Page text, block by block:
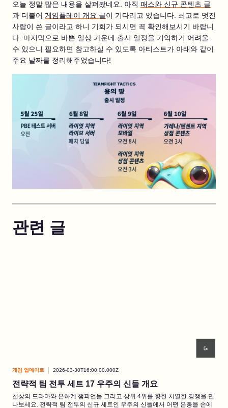
오늘 정말 많은 내용을 살펴봤네요. 아직 패스와 신규 콘텐츠 글
과 더불어 게임플레이 개요 글이 기다리고 있습니다. 최고로 멋진
사람이 쓴 글이라고 하니 기회가 되시면 꼭 확인해보시기 바랍니
다. 마지막으로 바쁜 일상 가운데 출시 일정을 기억하기 어려울
수 있으니 필요하면 참고하실 수 있도록 아티스트가 아래와 같이
주요 날짜를 정리해주었습니다!
관련 글
게임 업데이트 2026-03-30T16:00:00.000Z
전략적 팀 전투 세트 17 우주의 신들 개요
천상의 드라마와 은하계 챔피언들 그리고 상위 4위를 향한 치열한 경쟁을 만
나보세요. 전략적 팀 전투의 신규 세트인 우주의 신들에서 어떤 은총을 손에